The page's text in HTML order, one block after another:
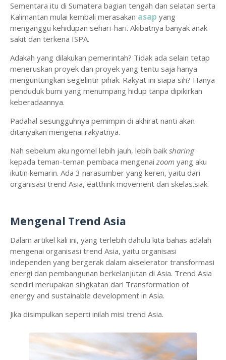
Sementara itu di Sumatera bagian tengah dan selatan serta
Kalimantan mulai kembali merasakan asap yang
menganggu kehidupan sehari-hari. Akibatnya banyak anak
sakit dan terkena ISPA.
Adakah yang dilakukan pemerintah? Tidak ada selain tetap
meneruskan proyek dan proyek yang tentu saja hanya
menguntungkan segelintir pihak. Rakyat ini siapa sih? Hanya
penduduk bumi yang menumpang hidup tanpa dipikirkan
keberadaannya.
Padahal sesungguhnya pemimpin di akhirat nanti akan
ditanyakan mengenai rakyatnya.
Nah sebelum aku ngomel lebih jauh, lebih baik sharing
kepada teman-teman pembaca mengenai zoom yang aku
ikutin kemarin. Ada 3 narasumber yang keren, yaitu dari
organisasi trend Asia, eatthink movement dan skelas.siak.
Mengenal Trend Asia
Dalam artikel kali ini, yang terlebih dahulu kita bahas adalah
mengenai organisasi trend Asia, yaitu organisasi
independen yang bergerak dalam akselerator transformasi
energi dan pembangunan berkelanjutan di Asia. Trend Asia
sendiri merupakan singkatan dari Transformation of
energy and sustainable development in Asia.
Jika disimpulkan seperti inilah misi trend Asia.